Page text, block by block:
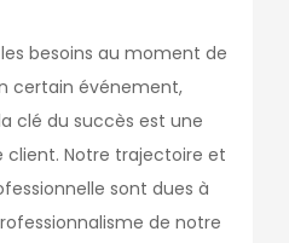
besoins au moment de
certain événement,
clé du succès est une
Notre trajectoire et
sont dues à
de notre